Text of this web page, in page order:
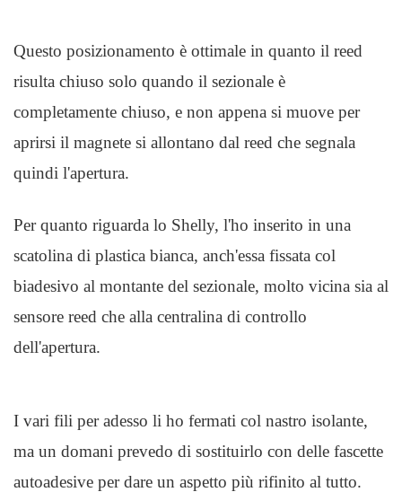
Questo posizionamento è ottimale in quanto il reed
risulta chiuso solo quando il sezionale è
completamente chiuso, e non appena si muove per
aprirsi il magnete si allontano dal reed che segnala
quindi l'apertura.
Per quanto riguarda lo Shelly, l'ho inserito in una
scatolina di plastica bianca, anch'essa fissata col
biadesivo al montante del sezionale, molto vicina sia al
sensore reed che alla centralina di controllo
dell'apertura.
I vari fili per adesso li ho fermati col nastro isolante,
ma un domani prevedo di sostituirlo con delle fascette
autoadesive per dare un aspetto più rifinito al tutto.